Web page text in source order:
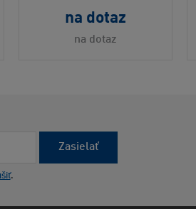
na dotaz
na dotaz
Zasielať
.